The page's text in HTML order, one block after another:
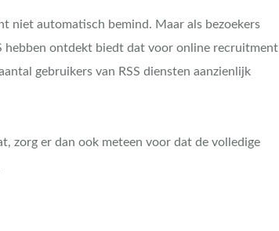
niet automatisch bemind. Maar als bezoekers
hebben ontdekt biedt dat voor online recruitment
gebruikers van RSS diensten aanzienlijk
zorg er dan ook meteen voor dat de volledige